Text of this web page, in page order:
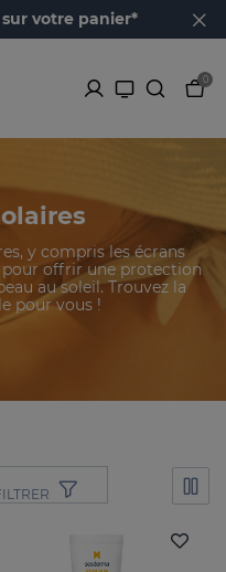
sur votre panier*
0
y compris les écrans
pour offrir une protection
au soleil. Trouvez la
pour vous !